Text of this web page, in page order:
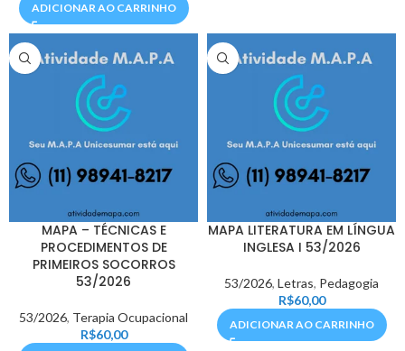
ADICIONAR AO CARRINHO
MAPA – TÉCNICAS E
PROCEDIMENTOS DE
PRIMEIROS SOCORROS
53/2026
53/2026, Terapia Ocupacional
R$60,00
MAPA LITERATURA EM LÍNGUA
INGLESA I 53/2026
53/2026, Letras, Pedagogia
R$60,00
ADICIONAR AO CARRINHO